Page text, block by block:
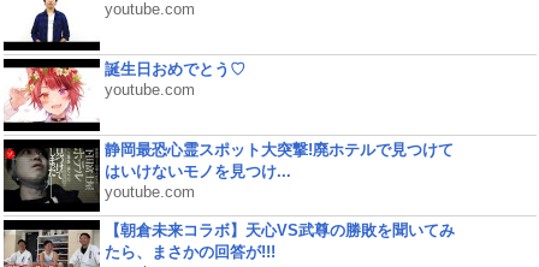
youtube.com
誕生日おめでとう♡
youtube.com
静岡最恐心霊スポット大突撃!廃ホテルで見つけて
はいけないモノを見つけ...
youtube.com
【朝倉未来コラボ】天心VS武尊の勝敗を聞いてみ
たら、まさかの回答が!!!